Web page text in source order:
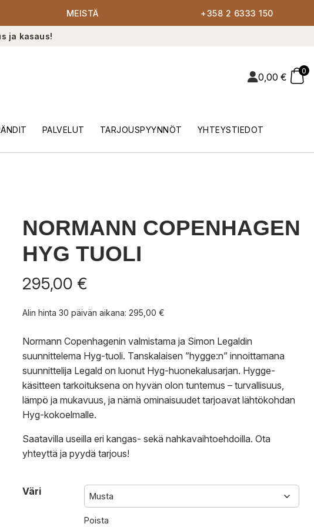
MEISTÄ +358 2 6333 150
ja kasaus!
0,00 €
0
PALVELUT TARJOUSPYYNNÖT YHTEYSTIEDOT
NORMANN COPENHAGEN
HYG TUOLI
295,00 €
Alin hinta 30 päivän aikana: 295,00 €
Normann Copenhagenin valmistama ja Simon Legaldin
suunnittelema Hyg-tuoli. Tanskalaisen ”hygge:n” innoittamana
suunnittelija Legald on luonut Hyg-huonekalusarjan. Hygge-
käsitteen tarkoituksena on hyvän olon tuntemus – turvallisuus,
lämpö ja mukavuus, ja nämä ominaisuudet tarjoavat lähtökohdan
Hyg-kokoelmalle.
Saatavilla useilla eri kangas- sekä nahkavaihtoehdoilla. Ota
yhteyttä ja pyydä tarjous!
Väri
Poista